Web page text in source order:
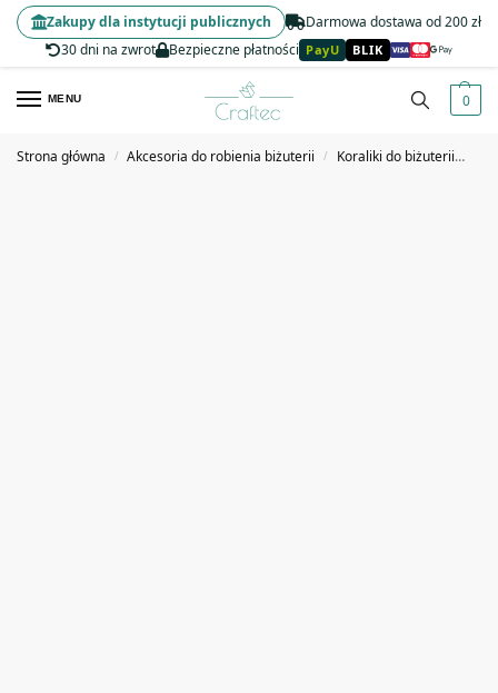
Darmowa dostawa od 200 zł
30 dni na zwrot
Bezpieczne płatności PayU BLIK
Zakupy dla instytucji publicznych
MENU 0
Strona główna / Akcesoria do robienia biżuterii / Koraliki do biżuterii